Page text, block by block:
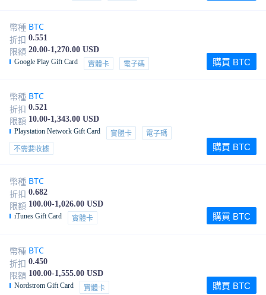
幣種 BTC
折扣 0.551
限額 20.00-1,270.00 USD
Google Play Gift Card 實體卡 電子碼 購買 BTC
幣種 BTC
折扣 0.521
限額 10.00-1,343.00 USD
Playstation Network Gift Card 實體卡
電子碼
不需要收據
購買 BTC
幣種 BTC
折扣 0.682
限額 100.00-1,026.00 USD
iTunes Gift Card 實體卡 購買 BTC
幣種 BTC
折扣 0.450
限額 100.00-1,555.00 USD
Nordstrom Gift Card 實體卡 購買 BTC